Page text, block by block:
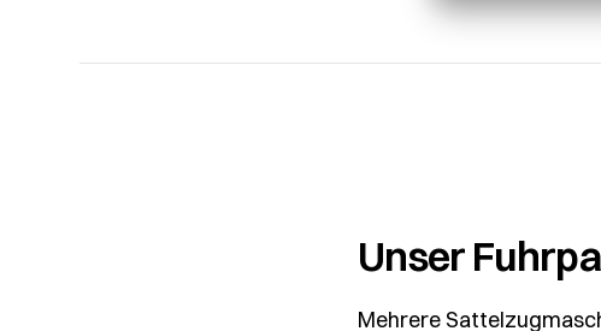
Unser
Mehrere